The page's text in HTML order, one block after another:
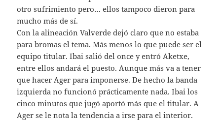
otro sufrimiento pero… ellos tampoco dieron para
mucho más de sí.
Con la alineación Valverde dejó claro que no estaba
para bromas el tema. Más menos lo que puede ser el
equipo titular. Ibai salió del once y entró Aketxe,
entre ellos andará el puesto. Aunque más va a tener
que hacer Ager para imponerse. De hecho la banda
izquierda no funcionó prácticamente nada. Ibai los
cinco minutos que jugó aportó más que el titular. A
Ager se le nota la tendencia a irse para el interior.